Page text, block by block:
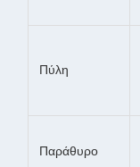
Πύλη
Παράθυρο